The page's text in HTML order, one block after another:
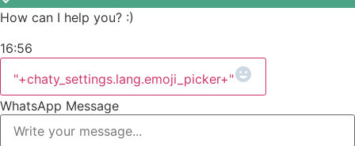
How can I help you? :)
16:56
"+chaty_settings.lang.emoji_picker+"
WhatsApp Message